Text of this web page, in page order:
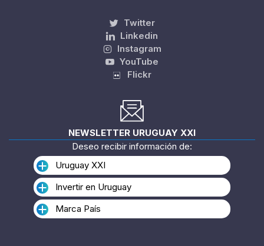
Twitter
Linkedin
Instagram
YouTube
Flickr
NEWSLETTER URUGUAY XXI
Deseo recibir información de:
Uruguay XXI
Invertir en Uruguay
Marca País